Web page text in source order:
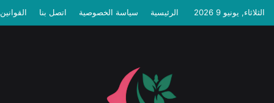
الثلاثاء, يونيو 9 2026 الرئيسية سياسة الخصوصية اتصل بنا